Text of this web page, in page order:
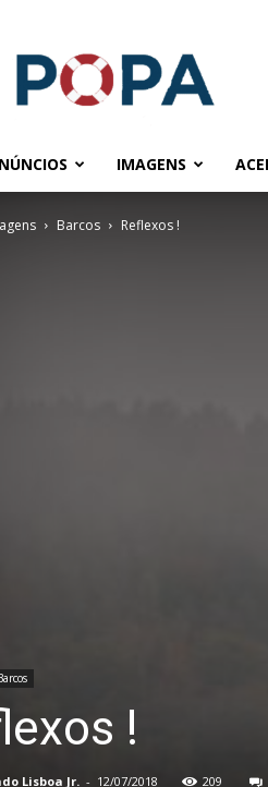
IMAGENS
Barcos Reflexos !
!
Lisboa Jr. - 12/07/2018 209